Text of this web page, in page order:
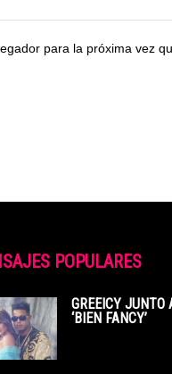
para la próxima vez
POPULARES
GREEICY JUNTO
‘BIEN FANCY’